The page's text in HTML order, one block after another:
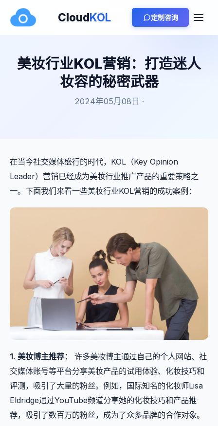
CloudKOL 定制咨询
美妆行业KOL营销：打造迷人
妆容的秘密武器
2024年05月08日 ·
在当今社交媒体盛行的时代，KOL（Key Opinion
Leader）营销已经成为美妆行业推广产品的重要策略之
一。下面我们来看一些美妆行业KOL营销的成功案例：
1. 美妆博主推荐：
许多美妆博主通过自己的个人网站、社
交媒体账号等平台分享美妆产品的试用体验、化妆技巧和
评测，吸引了大量的粉丝。例如，国际知名的化妆师Lisa
Eldridge通过YouTube频道分享她的化妆技巧和产品推
荐，吸引了数百万的粉丝，成为了众多品牌的合作对象。